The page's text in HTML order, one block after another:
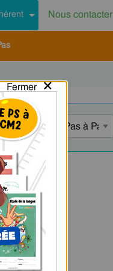
Nous contacter
Fermer×